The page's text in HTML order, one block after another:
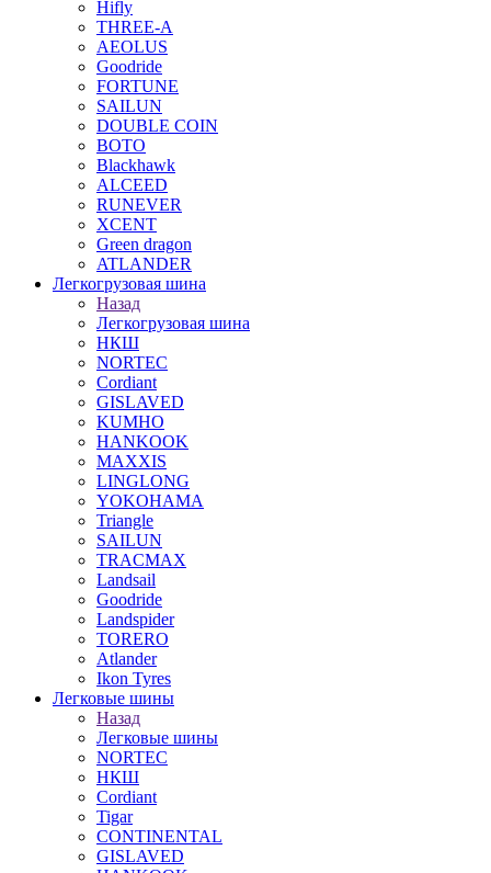
Hifly
THREE-A
AEOLUS
Goodride
FORTUNE
SAILUN
DOUBLE COIN
BOTO
Blackhawk
ALCEED
RUNEVER
XCENT
Green dragon
ATLANDER
Легкогрузовая шина
Назад
Легкогрузовая шина
НКШ
NORTEС
Cordiant
GISLAVED
KUMHO
HANKOOK
MAXXIS
LINGLONG
YOKOHAMA
Triangle
SAILUN
TRACMAX
Landsail
Goodride
Landspider
TORERO
Atlander
Ikon Tyres
Легковые шины
Назад
Легковые шины
NORTEС
НКШ
Cordiant
Tigar
CONTINENTAL
GISLAVED